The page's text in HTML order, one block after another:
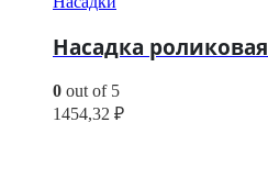
Насадка роликовая
0 out of 5
1454,32 ₽